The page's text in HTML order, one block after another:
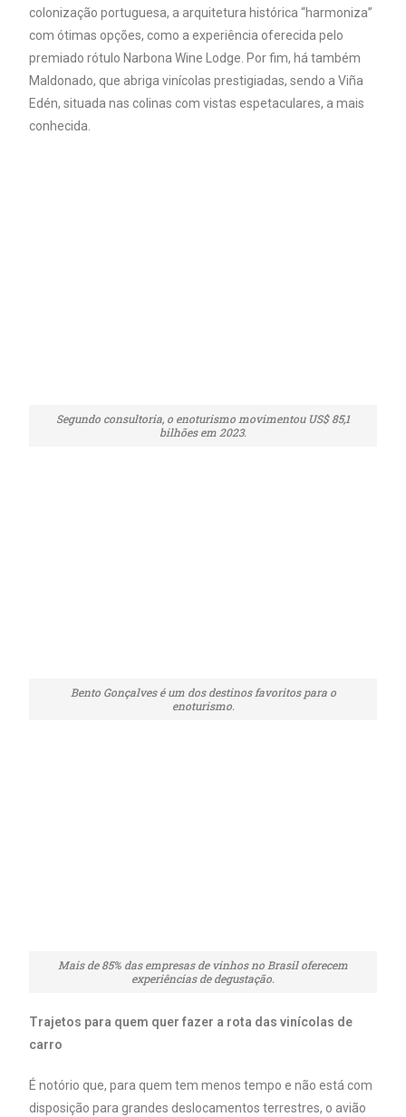
colonização portuguesa, a arquitetura histórica “harmoniza”
com ótimas opções, como a experiência oferecida pelo
premiado rótulo Narbona Wine Lodge. Por fim, há também
Maldonado, que abriga vinícolas prestigiadas, sendo a Viña
Edén, situada nas colinas com vistas espetaculares, a mais
conhecida.
Segundo consultoria, o enoturismo movimentou US$ 85,1
bilhões em 2023.
Bento Gonçalves é um dos destinos favoritos para o
enoturismo.
Mais de 85% das empresas de vinhos no Brasil oferecem
experiências de degustação.
Trajetos para quem quer fazer a rota das vinícolas de
carro
É notório que, para quem tem menos tempo e não está com
disposição para grandes deslocamentos terrestres, o avião